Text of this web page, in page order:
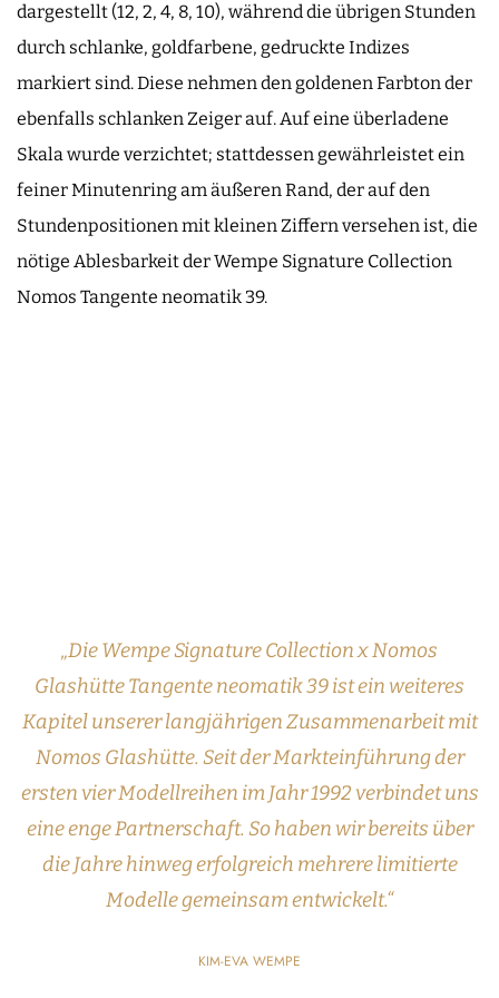
dargestellt (12, 2, 4, 8, 10), während die übrigen Stunden
durch schlanke, goldfarbene, gedruckte Indizes
markiert sind. Diese nehmen den goldenen Farbton der
ebenfalls schlanken Zeiger auf. Auf eine überladene
Skala wurde verzichtet; stattdessen gewährleistet ein
feiner Minutenring am äußeren Rand, der auf den
Stundenpositionen mit kleinen Ziffern versehen ist, die
nötige Ablesbarkeit der Wempe Signature Collection
Nomos Tangente neomatik 39.
„Die Wempe Signature Collection x Nomos
Glashütte Tangente neomatik 39 ist ein weiteres
Kapitel unserer langjährigen Zusammenarbeit mit
Nomos Glashütte. Seit der Markteinführung der
ersten vier Modellreihen im Jahr 1992 verbindet uns
eine enge Partnerschaft. So haben wir bereits über
die Jahre hinweg erfolgreich mehrere limitierte
Modelle gemeinsam entwickelt.“
KIM-EVA WEMPE